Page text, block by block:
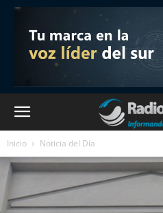
Inicio Noticia del Día